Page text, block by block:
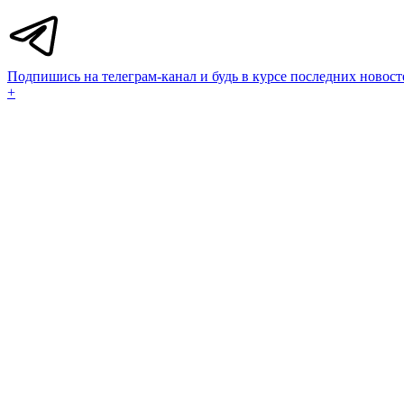
Подпишись на телеграм-канал и будь в курсе последних
+